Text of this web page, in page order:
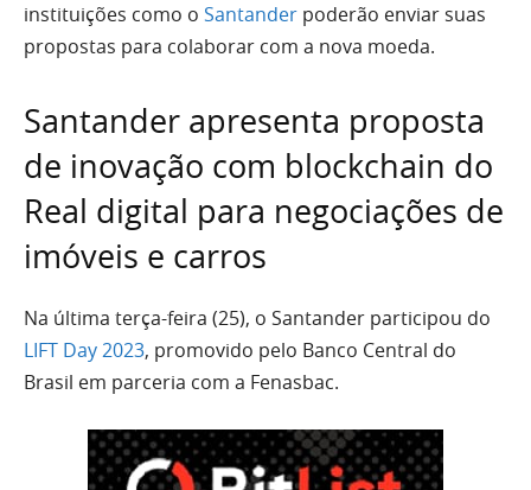
instituições como o Santander poderão enviar suas
propostas para colaborar com a nova moeda.
Santander apresenta proposta
de inovação com blockchain do
Real digital para negociações de
imóveis e carros
Na última terça-feira (25), o Santander participou do
LIFT Day 2023, promovido pelo Banco Central do
Brasil em parceria com a Fenasbac.